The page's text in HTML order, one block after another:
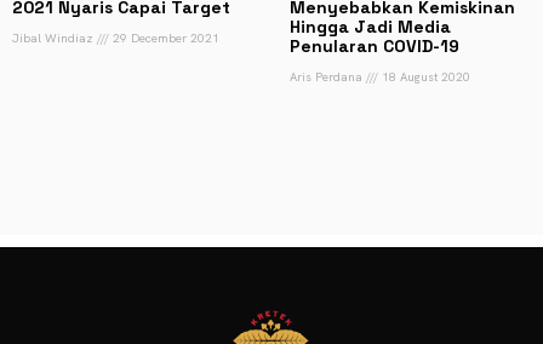
2021 Nyaris Capai Target
Jibal Windiaz 29 December 2021
Menyebabkan Kemiskinan
Hingga Jadi Media
Penularan COVID-19
Aris Perdana 18 August 2020